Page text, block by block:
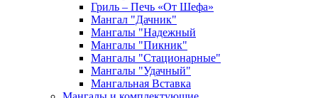
Гриль – Печь «От Шефа»
Мангал "Дачник"
Мангалы "Надежный
Мангалы "Пикник"
Мангалы "Стационарные"
Мангалы "Удачный"
Мангальная Вставка